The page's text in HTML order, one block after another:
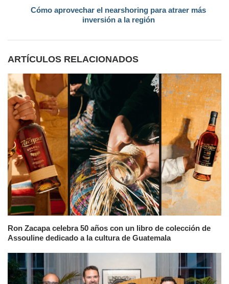
Cómo aprovechar el nearshoring para atraer más
inversión a la región
ARTÍCULOS RELACIONADOS
Ron Zacapa celebra 50 años con un libro de colección de
Assouline dedicado a la cultura de Guatemala